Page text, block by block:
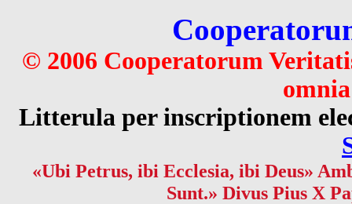
© 2006 Cooperatorum
Litterula per inscriptionem
«Ubi Petrus, ibi Ecclesia, ibi Deus»
Sunt.» Divus Pius X